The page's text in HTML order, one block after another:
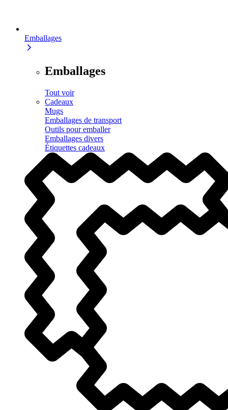
Emballages
Emballages
Tout voir
Cadeaux
Mugs
Emballages de transport
Outils pour emballer
Emballages divers
Étiquettes cadeaux